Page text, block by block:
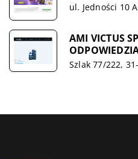
ul. Jedności 10
AMI VICTUS
Szlak 77/222,